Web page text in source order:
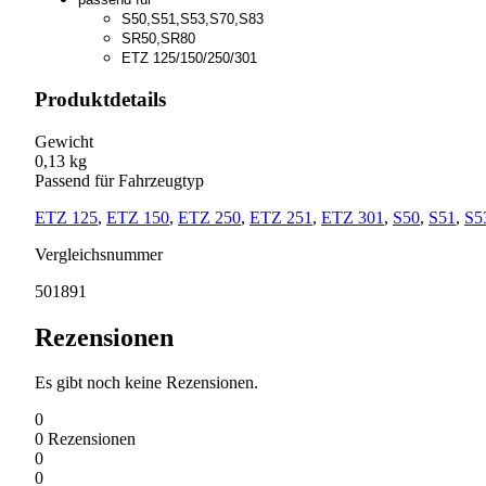
S50,S51,S53,S70,S83
SR50,SR80
ETZ 125/150/250/301
Produktdetails
Gewicht
0,13 kg
Passend für Fahrzeugtyp
ETZ 125, ETZ 150, ETZ 250, ETZ 251 , ETZ 301 , S50, S51 ,
Vergleichsnummer
501891
Rezensionen
Es gibt noch keine Rezensionen.
0
0 Rezensionen
0
0